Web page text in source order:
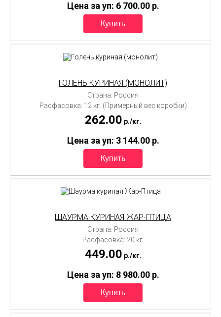
Цена за уп: 6 700.00 p.
ГОЛЕНЬ КУРИНАЯ (МОНОЛИТ)
Страна: Россия
Расфасовка: 12 кг. (Примерный вес коробки)
262.00 p./кг.
Цена за уп: 3 144.00 p.
ШАУРМА КУРИНАЯ ЖАР-ПТИЦА
Страна: Россия
Расфасовка: 20 кг.
449.00 p./кг.
Цена за уп: 8 980.00 p.